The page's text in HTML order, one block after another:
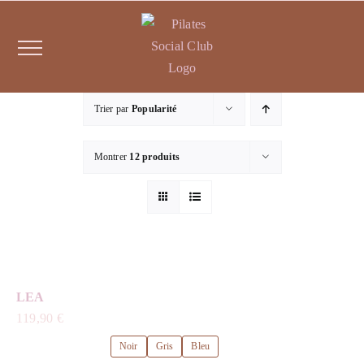
contenu
Trier par Popularité
Montrer 12 produits
LEA
119,90 €
Noir Gris Bleu